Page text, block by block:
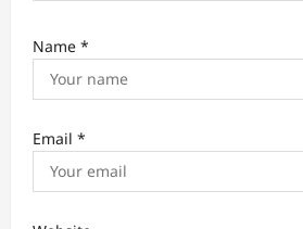
Name *
Email *